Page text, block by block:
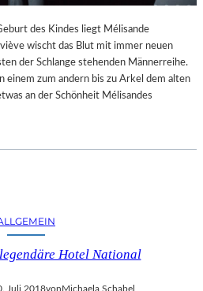
des Kindes liegt Mélisande
wischt das Blut mit immer neuen
der Schlange stehenden Männerreihe.
einem zum andern bis zu Arkel dem alten
an der Schönheit Mélisandes
Hotel National
Juli 2018vonMichaela Schabel